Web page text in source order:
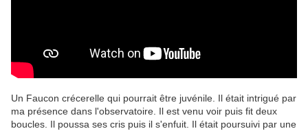
Un Faucon crécerelle qui pourrait être juvénile. Il était intrigué par
ma présence dans l'observatoire. Il est venu voir puis fit deux
boucles. Il poussa ses cris puis il s'enfuit. Il était poursuivi par une